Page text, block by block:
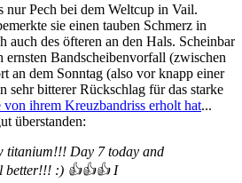
nur Pech bei dem Weltcup in Vail.
sie einen tauben Schmerz in
auch des öfteren an den Hals. Scheinbar
ernsten Bandscheibenvorfall (zwischen
an dem Sonntag (also vor knapp einer
sehr bitterer Rückschlag für das starke
von ihrem Kreuzbandriss erholt hat...
überstanden:
titanium!!! Day 7 today and
better!!! :) 👍👍👍 I